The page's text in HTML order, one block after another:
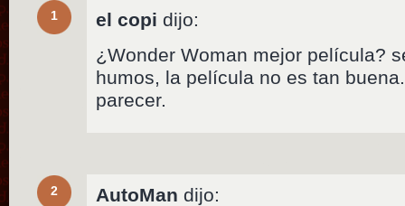
1 el copi dijo:
¿Wonder Woman mejor película?
humos, la película no es tan
parecer.
2 AutoMan dijo: